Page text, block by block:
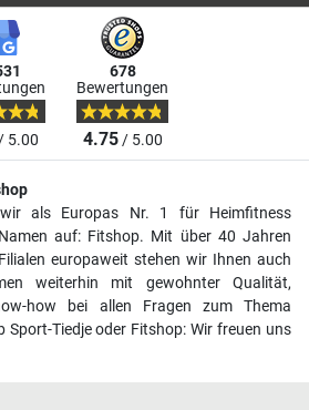
5.00
678
Bewertungen
4.75/ 5.00
als Europas Nr. 1 für Heimfitness
auf: Fitshop. Mit über 40 Jahren
europaweit stehen wir Ihnen auch
weiterhin mit gewohnter Qualität,
how bei allen Fragen zum Thema
Sport-Tiedje oder Fitshop: Wir freuen uns